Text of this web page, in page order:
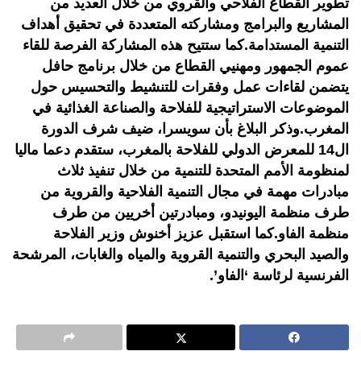
تطوير القطاع الفلاحي والقروي من خلال العديد من
المشاريع والبرامج ومشاركته المتعددة في تحقيق أهداف
التنمية المستدامة.كما ستتيح هذه المشاركة الفرصة للقاء
عموم الجمهور ومهنيي القطاع من خلال برنامج حافل
يتضمن لقاءات عمل وفقرات للتنشيط والتحسيس حول
الموضوعات الاستراتيجية للفلاحة والصناعة الغذائية في
المغرب.وذكر البلاغ بأن سويسرا، ضيف شرف الدورة
ال14 للمعرض الدولي للفلاحة بالمغرب، ستقدم دعما ماليا
لمنظومة الأمم المتحدة للتنمية من خلال تنفيذ ثلاث
مبادرات مهمة في مجال التنمية الفلاحية والقروية من
طرف منظمة اليونيدو، ومبادرتين أخريين من طرف
منظمة الفاو.كما استقبل عزيز أخنوش وزير الفلاحة
والصيد البحري والتنمية القروية والمياه والغابات، المرشحة
الفرنسية لرئاسة ‘الفاو’.